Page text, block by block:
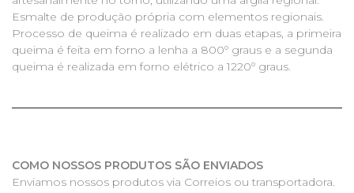
Esmalte de produção própria com elementos regionais.
Processo de queima é realizado em duas etapas, a primeira
queima é feita em forno a lenha a 800º graus e a segunda
queima é realizada em forno elétrico a 1220º graus.
COMO NOSSOS PRODUTOS SÃO ENVIADOS
Enviamos nossos produtos via Correios ou transportadora.